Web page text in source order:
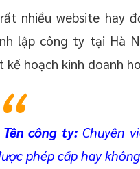
nhiều website hay
lập công ty tại Hà
kế hoạch kinh doanh
Tên công ty:Chuyên
phép cấp hay